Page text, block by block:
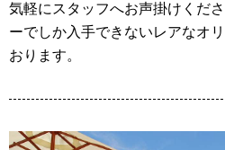
気軽にスタッフへお声掛けくだ
ーでしか入手できないレアなオ
おります。